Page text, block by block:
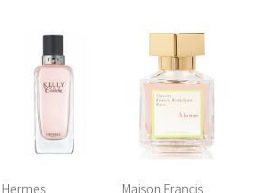
Hermes
Maison Francis